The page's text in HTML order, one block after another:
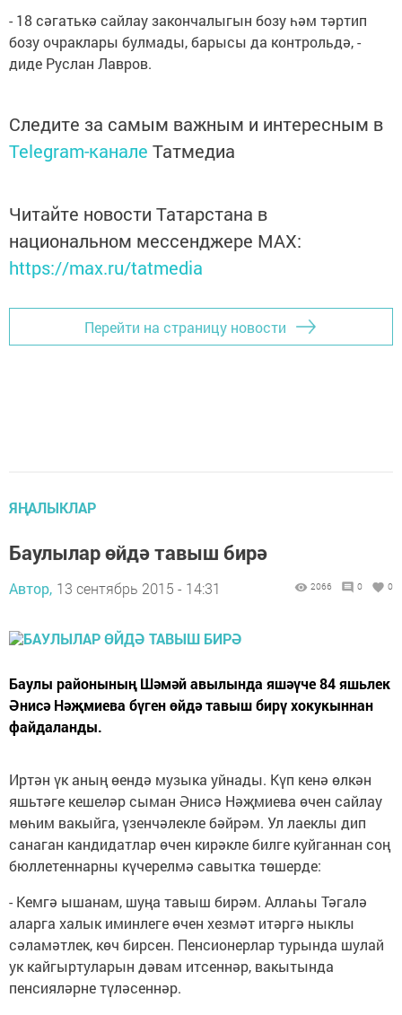
- 18 сәгатькә сайлау закончалыгын бозу һәм тәртип
бозу очраклары булмады, барысы да контрольдә, -
диде Руслан Лавров.
Следите за самым важным и интересным в
Telegram-канале Татмедиа
Читайте новости Татарстана в
национальном мессенджере MАХ:
https://max.ru/tatmedia
Перейти на страницу новости
ЯҢАЛЫКЛАР
Баулылар өйдә тавыш бирә
Автор, 13 сентябрь 2015 - 14:31 2066 0 0
Баулы районының Шәмәй авылында яшәүче 84 яшьлек
Әнисә Нәҗмиева бүген өйдә тавыш бирү хокукыннан
файдаланды.
Иртән үк аның өендә музыка уйнады. Күп кенә өлкән
яшьтәге кешеләр сыман Әнисә Нәҗмиева өчен сайлау
мөһим вакыйга, үзенчәлекле бәйрәм. Ул лаеклы дип
санаган кандидатлар өчен кирәкле билге куйганнан соң
бюллетеннарны күчерелмә савытка төшерде:
- Кемгә ышанам, шуңа тавыш бирәм. Аллаһы Тәгалә
аларга халык иминлеге өчен хезмәт итәргә ныклы
сәламәтлек, көч бирсен. Пенсионерлар турында шулай
ук кайгыртуларын дәвам итсеннәр, вакытында
пенсияләрне түләсеннәр.